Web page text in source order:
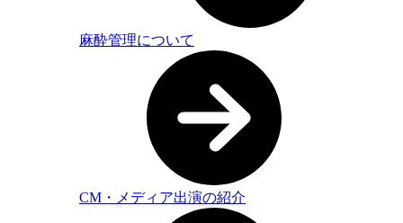
麻酔管理について
CM・メディア出演の紹介